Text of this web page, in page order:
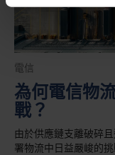
電信
為何電信物
戰？
由於供應鏈支離破碎
署物流中日益嚴峻的